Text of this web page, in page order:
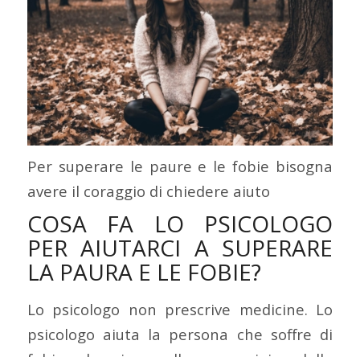
Per superare le paure e le fobie bisogna
avere il coraggio di chiedere aiuto
COSA FA LO PSICOLOGO
PER AIUTARCI A SUPERARE
LA PAURA E LE FOBIE?
Lo psicologo non prescrive medicine. Lo
psicologo aiuta la persona che soffre di